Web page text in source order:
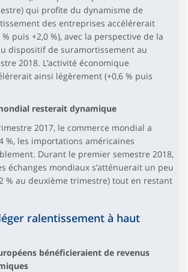
qui profite du dynamisme de
des entreprises accélérerait
puis +2,0 %), avec la perspective de la
dispositif de suramortissement au
2018. L’activité économique
ainsi légèrement (+0,6 % puis
resterait dynamique
2017, le commerce mondial a
%, les importations américaines
Durant le premier semestre 2018,
échanges mondiaux s’atténuerait un peu
% au deuxième trimestre) tout en restant
ralentissement à haut
bénéficieraient de revenus